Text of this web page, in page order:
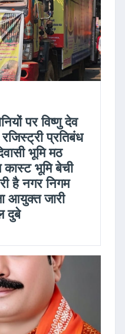
पर विष्णु देव
प्रतिबंध
भूमि मठ
कास्ट भूमि बेची
है नगर निगम
आयुक्त जारी
दुबे